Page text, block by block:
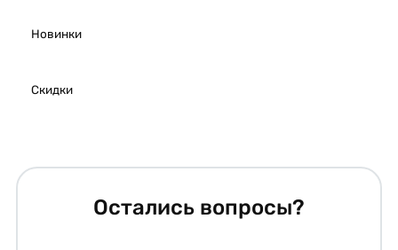
Новинки
Скидки
Остались вопросы?